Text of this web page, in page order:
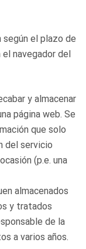
según el plazo de
el navegador del
y almacenar
página web. Se
que solo
del servicio
(p.e. una
almacenados
y tratados
de la
a varios años.